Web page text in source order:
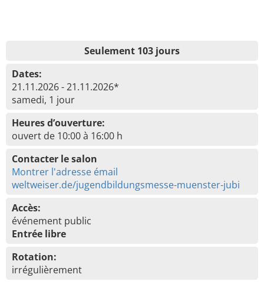
Seulement 103 jours
Dates:
21.11.2026 - 21.11.2026*
samedi, 1 jour
Heures d’ouverture:
ouvert de 10:00 à 16:00 h
Contacter le salon
Montrer l'adresse émail
weltweiser.de/jugendbildungsmesse-muenster-jubi
Accès:
événement public
Entrée libre
Rotation:
irrégulièrement